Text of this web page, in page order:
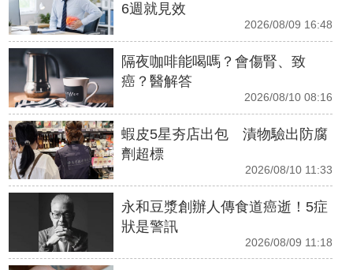
6週就見效
2026/08/09 16:48
隔夜咖啡能喝嗎？會傷腎、致
癌？醫解答
2026/08/10 08:16
蝦皮5星夯店出包 漬物驗出防腐
劑超標
2026/08/10 11:33
永和豆漿創辦人傳食道癌逝！5症
狀是警訊
2026/08/09 11:18